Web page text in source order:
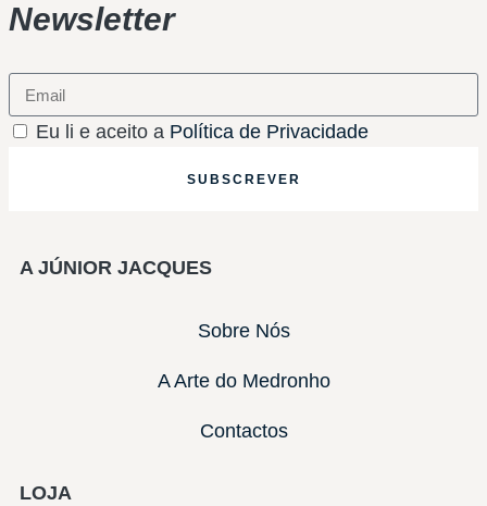
Newsletter
Eu li e aceito a Política de Privacidade
SUBSCREVER
A JÚNIOR JACQUES
Sobre Nós
A Arte do Medronho
Contactos
LOJA